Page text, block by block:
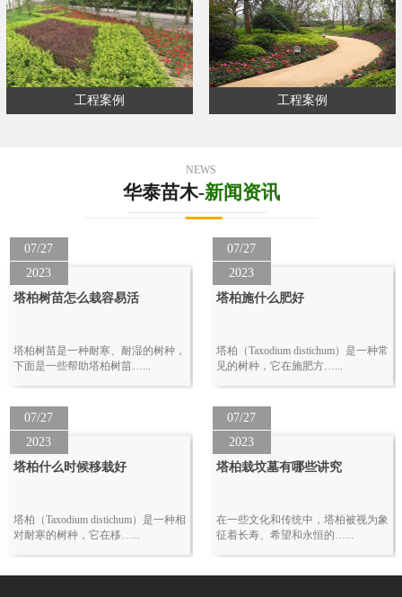
工程案例 工程案例
NEWS
华泰苗木-新闻资讯
07/27
2023
塔柏树苗怎么栽容易活
塔柏树苗是一种耐寒、耐湿的树种，
下面是一些帮助塔柏树苗…...
07/27
2023
塔柏施什么肥好
塔柏（Taxodium distichum）是一种常
见的树种，它在施肥方…...
07/27
2023
塔柏什么时候移栽好
塔柏（Taxodium distichum）是一种相
对耐寒的树种，它在移…...
07/27
2023
塔柏栽坟墓有哪些讲究
在一些文化和传统中，塔柏被视为象
征着长寿、希望和永恒的…...